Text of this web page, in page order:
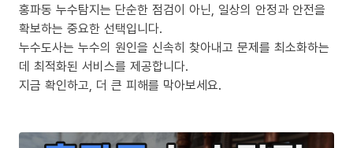
홍파동 누수탐지는 단순한 점검이 아닌, 일상의 안정과 안전을
확보하는 중요한 선택입니다.
누수도사는 누수의 원인을 신속히 찾아내고 문제를 최소화하는
데 최적화된 서비스를 제공합니다.
지금 확인하고, 더 큰 피해를 막아보세요.